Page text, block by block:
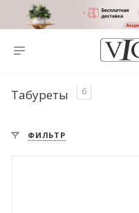
Табуреты 6
ФИЛЬТР